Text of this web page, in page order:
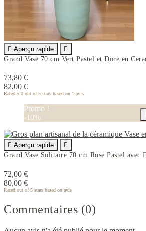
 Aperçu rapide

Grand Vase 70 cm Vert Pastel et Dore en
73,80 €
82,00 €
Rated 5.0 out of 5 stars based on 1 avis
Promo !
-10%
 Aperçu rapide

Grand Vase Solitaire 70 cm Rose Pastel avec
72,00 €
80,00 €
Rated out of 5 stars based on avis
Commentaires (0)